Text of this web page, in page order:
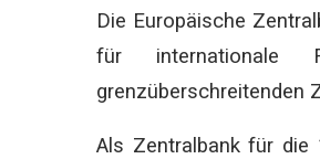
Die Europäische
für internationale
grenzüberschreitenden
Als Zentralbank für die